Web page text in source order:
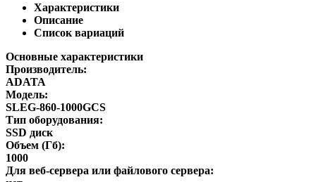
Характеристики
Описание
Список вариаций
Основные характеристики
Производитель:
ADATA
Модель:
SLEG-860-1000GCS
Тип оборудования:
SSD диск
Объем (Гб):
1000
Для веб-сервера или файлового сервера: